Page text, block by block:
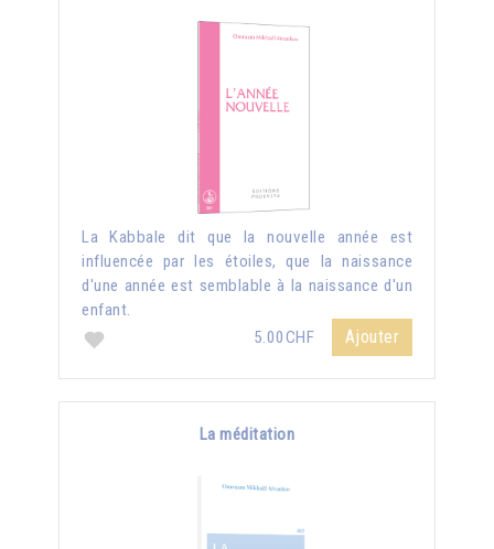
La Kabbale dit que la nouvelle année est
influencée par les étoiles, que la naissance
d'une année est semblable à la naissance d'un
enfant.
5.00CHF
Ajouter
La méditation